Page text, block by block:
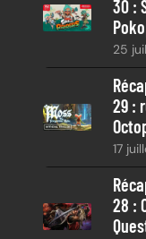
c
h
30 :
25
29 :
17
28 :